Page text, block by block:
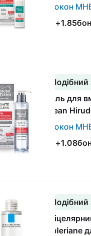
Біокон
+1.85
Гель для
clean
Біокон
+1.08
Toleriane